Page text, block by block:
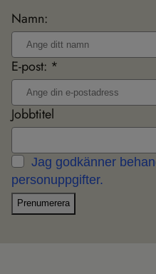
Namn:
E-post: *
Jobbtitel
Jag godkänner
personuppgifter.
Prenumerera